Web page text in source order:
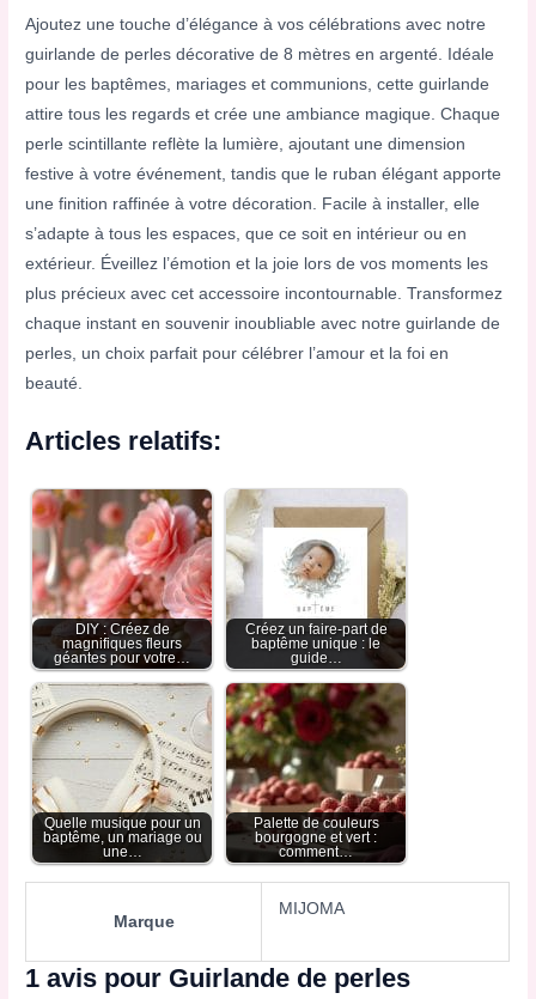
Ajoutez une touche d’élégance à vos célébrations avec notre
guirlande de perles décorative de 8 mètres en argenté. Idéale
pour les baptêmes, mariages et communions, cette guirlande
attire tous les regards et crée une ambiance magique. Chaque
perle scintillante reflète la lumière, ajoutant une dimension
festive à votre événement, tandis que le ruban élégant apporte
une finition raffinée à votre décoration. Facile à installer, elle
s’adapte à tous les espaces, que ce soit en intérieur ou en
extérieur. Éveillez l’émotion et la joie lors de vos moments les
plus précieux avec cet accessoire incontournable. Transformez
chaque instant en souvenir inoubliable avec notre guirlande de
perles, un choix parfait pour célébrer l’amour et la foi en
beauté.
Articles relatifs:
DIY : Créez de
magnifiques fleurs
géantes pour votre…
Créez un faire-part de
baptême unique : le
guide…
Quelle musique pour un
baptême, un mariage ou
une…
Palette de couleurs
bourgogne et vert :
comment…
Marque
MIJOMA
1 avis pour Guirlande de perles